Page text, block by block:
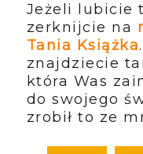
Jeżeli lubicie
zerknijcie na
Tania Książka
znajdziecie
która Was
do swojego
zrobił to ze